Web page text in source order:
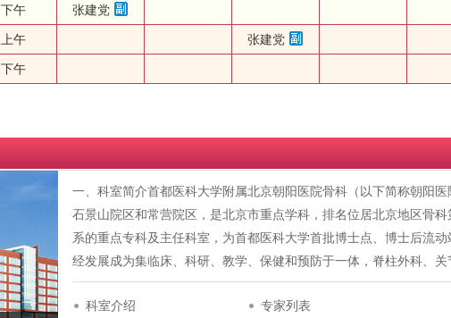
下午 张建党
上午 张建党
下午
一、科室简介首都医科大学附属北京朝阳医院骨科（以下简称朝阳医
石景山院区和常营院区，是北京市重点学科，排名位居北京地区骨
系的重点专科及主任科室，为首都医科大学首批博士点、博士后流
经发展成为集临床、科研、教学、保健和预防于一体，脊柱外科、
科室介绍 专家列表